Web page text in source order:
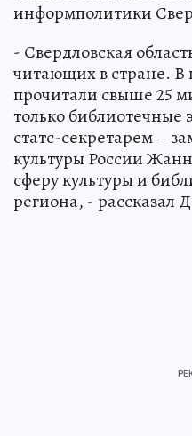
информполитики
- Свердловская
читающих в стране. В
прочитали свыше 25
только библиотечные
статс-секретарем –
культуры России
сферу культуры и
региона, - рассказал